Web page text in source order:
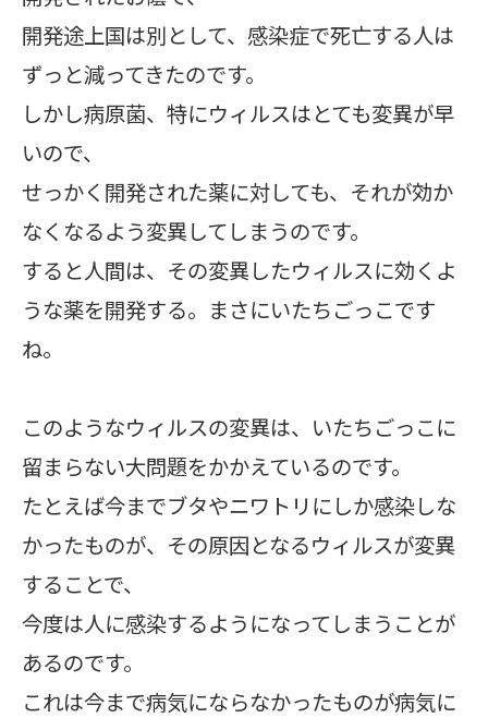
開発途上国は別として、感染症で死亡する人は
ずっと減ってきたのです。
しかし病原菌、特にウィルスはとても変異が早
いので、
せっかく開発された薬に対しても、それが効か
なくなるよう変異してしまうのです。
すると人間は、その変異したウィルスに効くよ
うな薬を開発する。まさにいたちごっこです
ね。
このようなウィルスの変異は、いたちごっこに
留まらない大問題をかかえているのです。
たとえば今までブタやニワトリにしか感染しな
かったものが、その原因となるウィルスが変異
することで、
今度は人に感染するようになってしまうことが
あるのです。
これは今まで病気にならなかったものが病気に